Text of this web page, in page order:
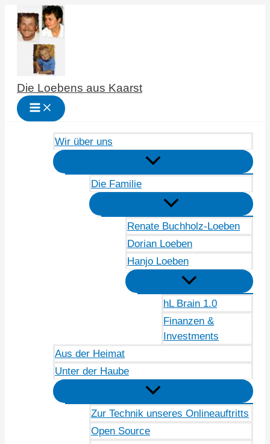
Zum
Inhalt
springen
Die Loebens aus Kaarst
Wir über uns
Die Familie
Renate Buchholz-Loeben
Dorian Loeben
Hanjo Loeben
hL Brain 1.0
Finanzen &
Investments
Aus der Heimat
Unter der Haube
Zur Technik unseres Onlineauftritts
Open Source